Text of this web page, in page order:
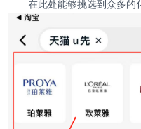
在此处能够挑选到众多的